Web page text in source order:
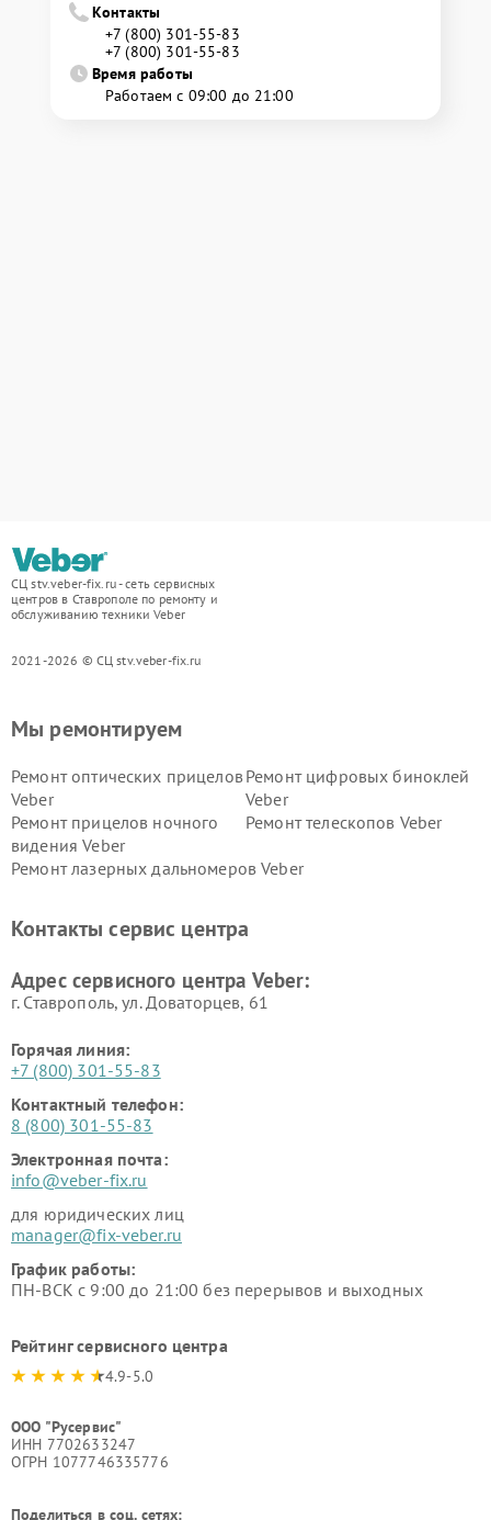
Контакты
+7 (800) 301-55-83
+7 (800) 301-55-83
Время работы
Работаем с 09:00 до 21:00
СЦ stv.veber-fix.ru - сеть сервисных
центров в Ставрополе по ремонту и
обслуживанию техники Veber
2021-2026 © СЦ stv.veber-fix.ru
Мы ремонтируем
Ремонт оптических прицелов
Veber
Ремонт цифровых биноклей
Veber
Ремонт прицелов ночного
видения Veber
Ремонт телескопов Veber
Ремонт лазерных дальномеров Veber
Контакты сервис центра
Адрес сервисного центра Veber:
г. Ставрополь, ул. Доваторцев, 61
Горячая линия:
+7 (800) 301-55-83
Контактный телефон:
8 (800) 301-55-83
Электронная почта:
info@veber-fix.ru
для юридических лиц
manager@fix-veber.ru
График работы:
ПН-ВСК с 9:00 до 21:00 без перерывов и выходных
Рейтинг сервисного центра
4.9-5.0
ООО "Русервис"
ИНН 7702633247
ОГРН 1077746335776
Поделиться в соц. сетях: